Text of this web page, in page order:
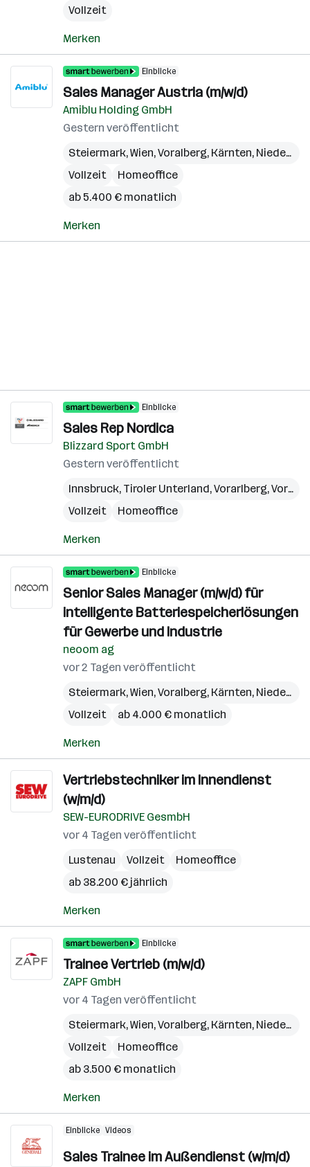
Vollzeit
Merken
Einblicke
Sales Manager Austria (m/w/d)
Amiblu Holding GmbH
Gestern veröffentlicht
Steiermark,Wien,Voralberg, Kärnten, Niederösterreich
Vollzeit
Homeoffice
ab 5.400 € monatlich
Merken
Einblicke
Sales Rep Nordica
Blizzard Sport GmbH
Gestern veröffentlicht
Innsbruck, Tiroler Unterland,Vorarlberg,Vorarlberger Rheintal
Vollzeit
Homeoffice
Merken
Einblicke
Senior Sales Manager (m/w/d) für
intelligente Batteriespeicherlösungen
für Gewerbe und Industrie
neoom ag
vor 2 Tagen veröffentlicht
Steiermark,Wien,Voralberg, Kärnten, Niederösterreich
Vollzeit
ab 4.000 € monatlich
Merken
Vertriebstechniker im Innendienst
(w/m/d)
SEW-EURODRIVE GesmbH
vor 4 Tagen veröffentlicht
Lustenau
Vollzeit
Homeoffice
ab 38.200 € jährlich
Merken
Einblicke
Trainee Vertrieb (m/w/d)
ZAPF GmbH
vor 4 Tagen veröffentlicht
Steiermark,Wien,Voralberg, Kärnten, Niederösterreich
Vollzeit
Homeoffice
ab 3.500 € monatlich
Merken
Einblicke Videos
Sales Trainee im Außendienst (w/m/d)